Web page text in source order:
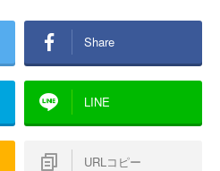
Share
LINE
URLコピー